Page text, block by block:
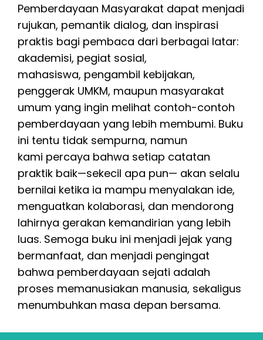
Pemberdayaan Masyarakat dapat menjadi
rujukan, pemantik dialog, dan inspirasi
praktis bagi pembaca dari berbagai latar:
akademisi, pegiat sosial,
mahasiswa, pengambil kebijakan,
penggerak UMKM, maupun masyarakat
umum yang ingin melihat contoh-contoh
pemberdayaan yang lebih membumi. Buku
ini tentu tidak sempurna, namun
kami percaya bahwa setiap catatan
praktik baik—sekecil apa pun— akan selalu
bernilai ketika ia mampu menyalakan ide,
menguatkan kolaborasi, dan mendorong
lahirnya gerakan kemandirian yang lebih
luas. Semoga buku ini menjadi jejak yang
bermanfaat, dan menjadi pengingat
bahwa pemberdayaan sejati adalah
proses memanusiakan manusia, sekaligus
menumbuhkan masa depan bersama.